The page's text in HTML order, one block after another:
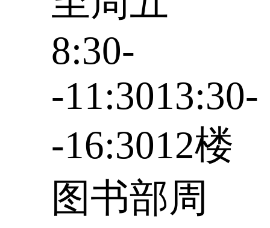
8:30-
-11:3013:30-
-16:3012楼
图书部周